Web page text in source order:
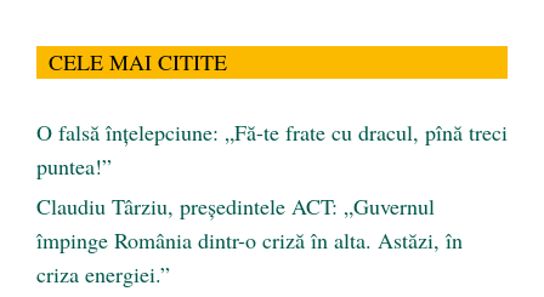
CELE MAI CITITE
O falsă înțelepciune: „Fă-te frate cu dracul, pînă treci
puntea!”
Claudiu Târziu, președintele ACT: „Guvernul
împinge România dintr-o criză în alta. Astăzi, în
criza energiei.”